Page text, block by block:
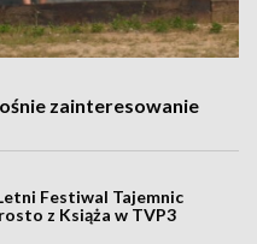
zainteresowanie
Festiwal Tajemnic
z Książa w TVP3